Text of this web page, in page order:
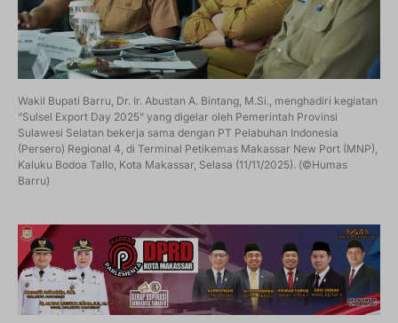
Wakil Bupati Barru, Dr. Ir. Abustan A. Bintang, M.Si., menghadiri kegiatan
“Sulsel Export Day 2025” yang digelar oleh Pemerintah Provinsi
Sulawesi Selatan bekerja sama dengan PT Pelabuhan Indonesia
(Persero) Regional 4, di Terminal Petikemas Makassar New Port (MNP),
Kaluku Bodoa Tallo, Kota Makassar, Selasa (11/11/2025). (©Humas
Barru)